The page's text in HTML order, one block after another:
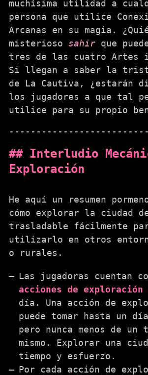
muchísima utilidad a
persona que utilice
Arcanas en su magia.
misterioso sahir que
tres de las cuatro Artes
Si llegan a saber la
de La Cautiva, ¿estarán
los jugadores a que tal
utilice para su propio
Interludio
Exploración
He aquí un resumen
cómo explorar la ciudad
trasladable fácilmente
utilizarlo en otros
o rurales.
Las jugadoras cuentan
acciones de exploración
día. Una acción de
puede tomar hasta un
pero nunca menos de
mismo. Explorar una
tiempo y esfuerzo.
Por cada acción de